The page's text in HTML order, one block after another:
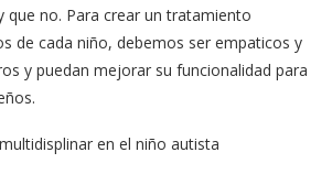
no. Para crear un tratamiento
de cada niño, debemos ser empaticos y
y puedan mejorar su funcionalidad para
en el niño autista